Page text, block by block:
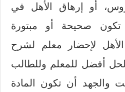
أو إرهاق الأهل في
صحيحة أو مبتورة
لإحضار معلم لشرح
لحل أفضل للمعلم وللطالب
والجهد أن تكون المادة